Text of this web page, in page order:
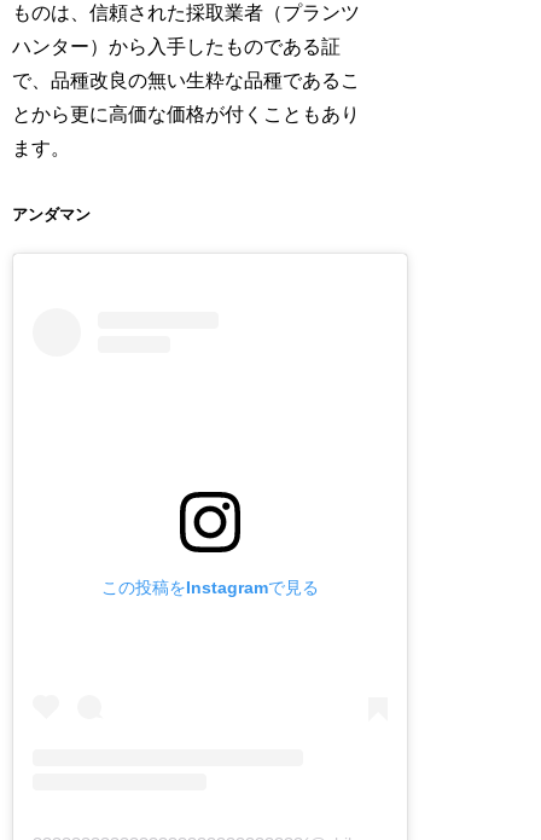
ものは、信頼された採取業者（プランツ
ハンター）から入手したものである証
で、品種改良の無い生粋な品種であるこ
とから更に高価な価格が付くこともあり
ます。
アンダマン
この投稿をInstagramで見る